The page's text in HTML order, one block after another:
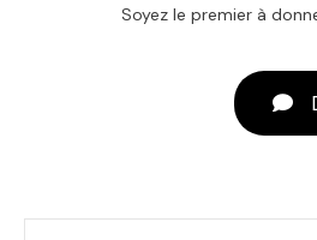
Soyez le premier à